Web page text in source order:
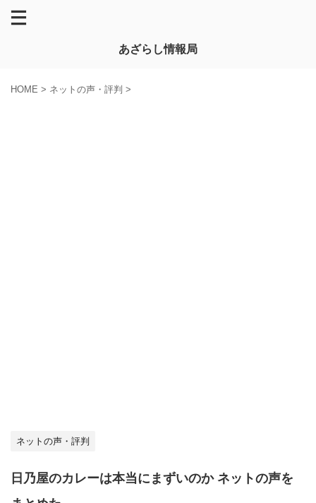
あざらし情報局
HOME > ネットの声・評判 >
ネットの声・評判
日乃屋のカレーは本当にまずいのか ネットの声を